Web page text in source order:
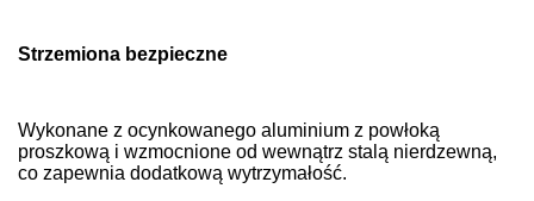
Strzemiona bezpieczne
Wykonane z ocynkowanego aluminium z powłoką
proszkową i wzmocnione od wewnątrz stalą nierdzewną,
co zapewnia dodatkową wytrzymałość.